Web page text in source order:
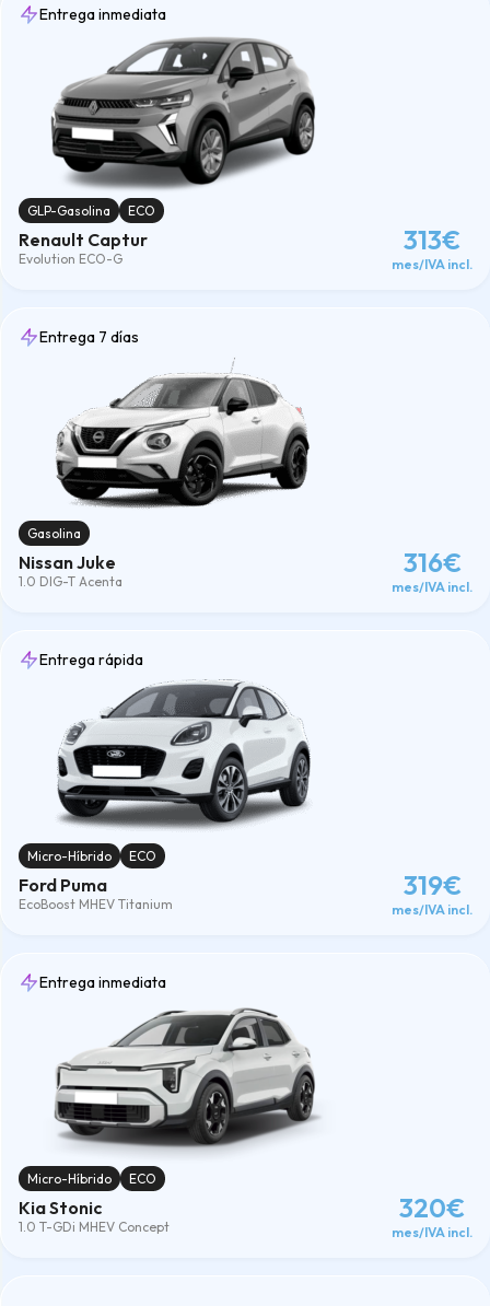
Entrega inmediata
GLP-Gasolina ECO
Renault Captur
Evolution ECO-G
313€
mes/IVA incl.
Entrega 7 días
Gasolina
Nissan Juke
1.0 DIG-T Acenta
316€
mes/IVA incl.
Entrega rápida
Micro-Híbrido ECO
Ford Puma
EcoBoost MHEV Titanium
319€
mes/IVA incl.
Entrega inmediata
Micro-Híbrido ECO
Kia Stonic
1.0 T-GDi MHEV Concept
320€
mes/IVA incl.